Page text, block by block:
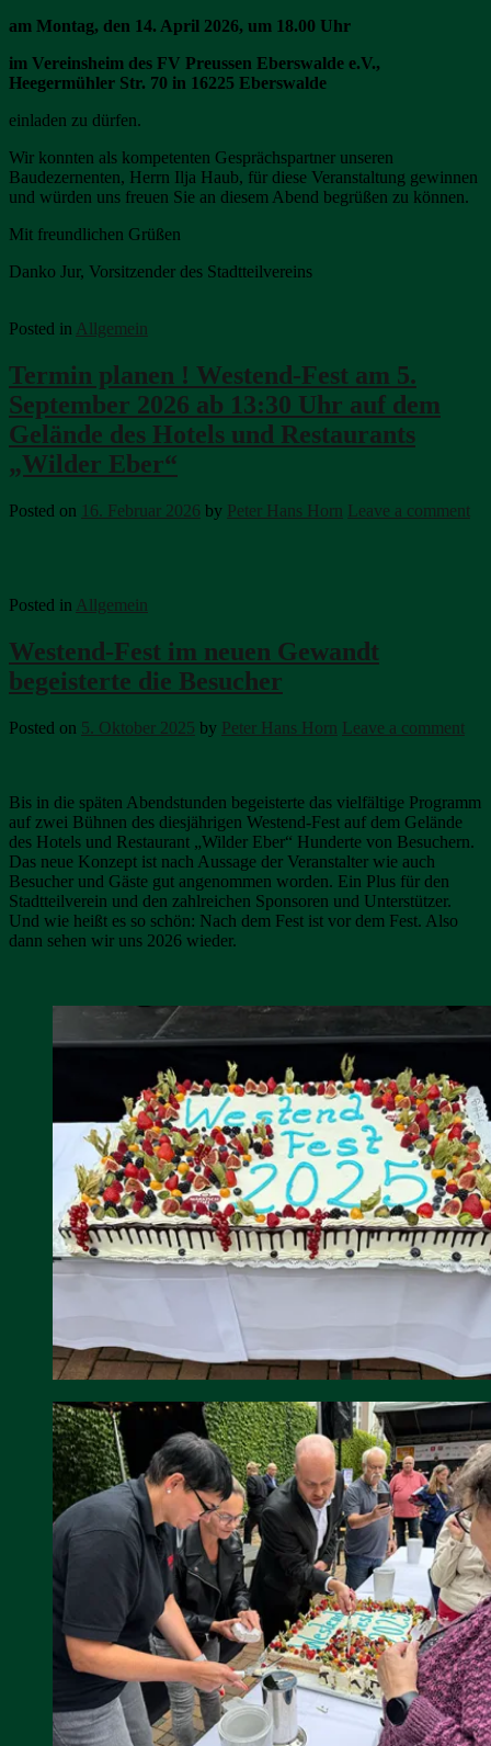
am Montag, den 14. April 2026, um 18.00 Uhr
im Vereinsheim des FV Preussen Eberswalde e.V.,
Heegermühler Str. 70 in 16225 Eberswalde
einladen zu dürfen.
Wir konnten als kompetenten Gesprächspartner unseren
Baudezernenten, Herrn Ilja Haub, für diese Veranstaltung gewinnen
und würden uns freuen Sie an diesem Abend begrüßen zu können.
Mit freundlichen Grüßen
Danko Jur, Vorsitzender des Stadtteilvereins
Posted in Allgemein
Termin planen ! Westend-Fest am 5.
September 2026 ab 13:30 Uhr auf dem
Gelände des Hotels und Restaurants
„Wilder Eber“
Posted on 16. Februar 2026 by Peter Hans Horn Leave a comment
Posted in Allgemein
Westend-Fest im neuen Gewandt
begeisterte die Besucher
Posted on 5. Oktober 2025 by Peter Hans Horn Leave a comment
Bis in die späten Abendstunden begeisterte das vielfältige Programm
auf zwei Bühnen des diesjährigen Westend-Fest auf dem Gelände
des Hotels und Restaurant „Wilder Eber“ Hunderte von Besuchern.
Das neue Konzept ist nach Aussage der Veranstalter wie auch
Besucher und Gäste gut angenommen worden. Ein Plus für den
Stadtteilverein und den zahlreichen Sponsoren und Unterstützer.
Und wie heißt es so schön: Nach dem Fest ist vor dem Fest. Also
dann sehen wir uns 2026 wieder.